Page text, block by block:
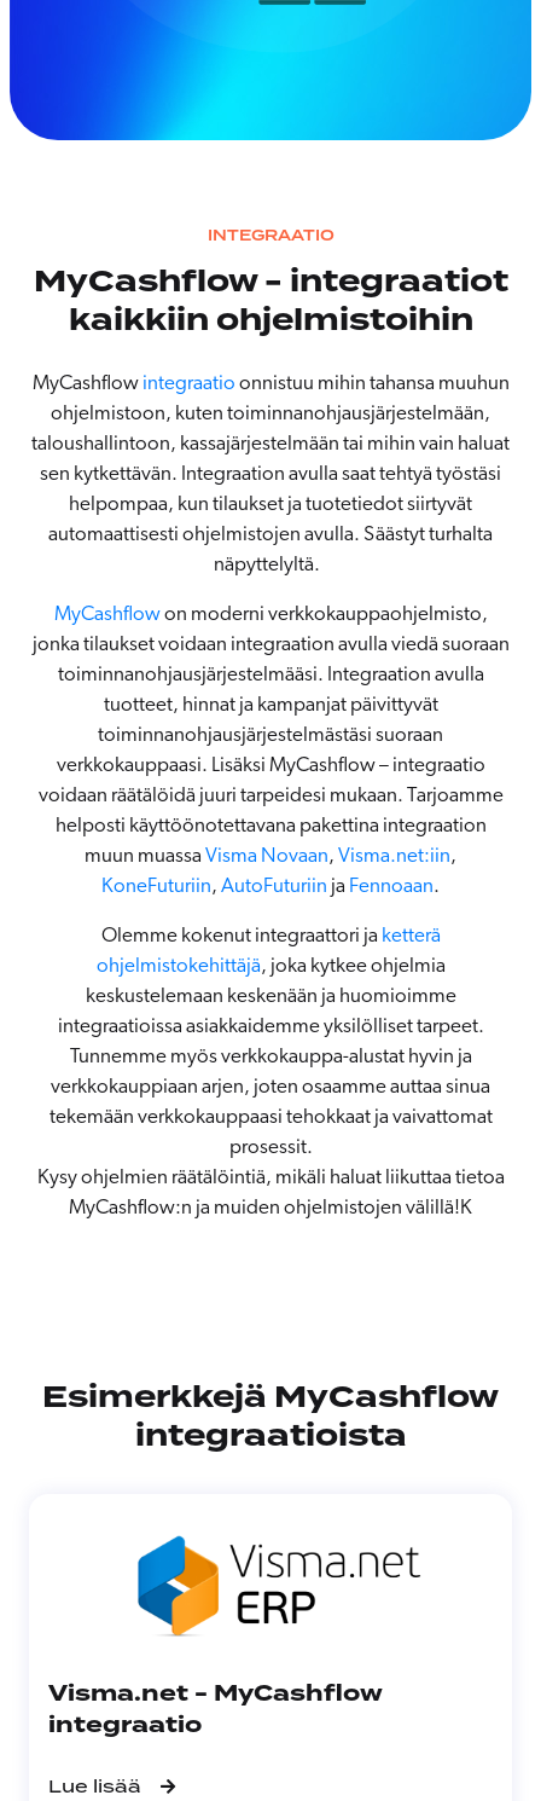
INTEGRAATIO
MyCashflow - integraatiot
kaikkiin ohjelmistoihin
MyCashflow integraatio onnistuu mihin tahansa muuhun
ohjelmistoon, kuten toiminnanohjausjärjestelmään,
taloushallintoon, kassajärjestelmään tai mihin vain haluat
sen kytkettävän. Integraation avulla saat tehtyä työstäsi
helpompaa, kun tilaukset ja tuotetiedot siirtyvät
automaattisesti ohjelmistojen avulla. Säästyt turhalta
näpyttelyltä.
MyCashflowon moderni verkkokauppaohjelmisto,
jonka tilaukset voidaan integraation avulla viedä suoraan
toiminnanohjausjärjestelmääsi. Integraation avulla
tuotteet, hinnat ja kampanjat päivittyvät
toiminnanohjausjärjestelmästäsi suoraan
verkkokauppaasi. Lisäksi MyCashflow – integraatio
voidaan räätälöidä juuri tarpeidesi mukaan. Tarjoamme
helposti käyttöönotettavana pakettina integraation
muun muassa Visma Novaan, Visma.net:iin,
KoneFuturiin, AutoFuturiin ja Fennoaan.
Olemme kokenut integraattori ja ketterä
ohjelmistokehittäjä, joka kytkee ohjelmia
keskustelemaan keskenään ja huomioimme
integraatioissa asiakkaidemme yksilölliset tarpeet.
Tunnemme myös verkkokauppa-alustat hyvin ja
verkkokauppiaan arjen, joten osaamme auttaa sinua
tekemään verkkokauppaasi tehokkaat ja vaivattomat
prosessit.
Kysy ohjelmien räätälöintiä, mikäli haluat liikuttaa tietoa
MyCashflow:n ja muiden ohjelmistojen välillä!K
Esimerkkejä MyCashflow
integraatioista
Visma.net - MyCashflow
integraatio
Lue lisää